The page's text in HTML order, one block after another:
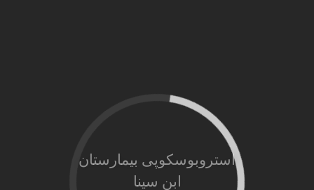
استروبوسکوپی بیمارستان
ابن سینا